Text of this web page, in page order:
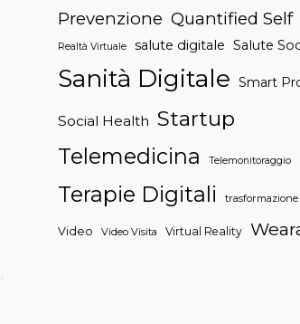
Prevenzione Quantified Self
Realtà Virtuale salute digitale Salute
Sanità Digitale Smart
Social Health Startup
Telemedicina Telemonitoraggio
Terapie Digitali
Video Video Visita Virtual Reality